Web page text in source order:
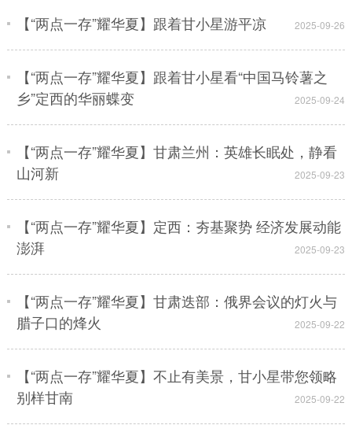
【“两点一存”耀华夏】跟着甘小星游平凉 2025-09-26
【“两点一存”耀华夏】跟着甘小星看“中国马铃薯之
乡”定西的华丽蝶变
2025-09-24
【“两点一存”耀华夏】甘肃兰州：英雄长眠处，静看
山河新
2025-09-23
【“两点一存”耀华夏】定西：夯基聚势 经济发展动能
澎湃
2025-09-23
【“两点一存”耀华夏】甘肃迭部：俄界会议的灯火与
腊子口的烽火
2025-09-22
【“两点一存”耀华夏】不止有美景，甘小星带您领略
别样甘南
2025-09-22